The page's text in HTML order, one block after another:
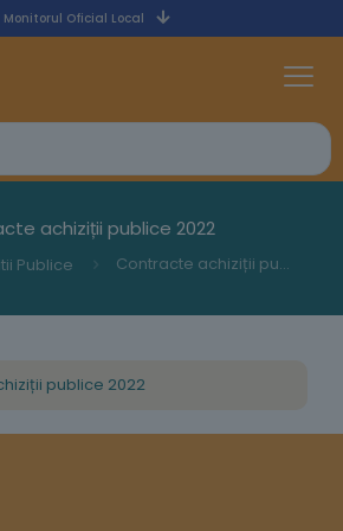
Monitorul Oficial Local
achiziții publice 2022
Publice Contracte achiziții publice 2022
publice 2022